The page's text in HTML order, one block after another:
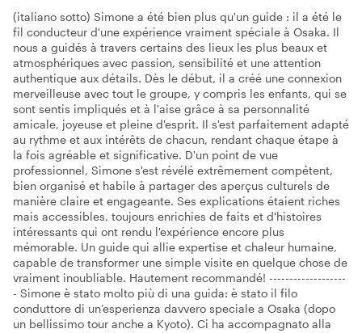
(italiano sotto) Simone a été bien plus qu'un guide : il a été le
fil conducteur d'une expérience vraiment spéciale à Osaka. Il
nous a guidés à travers certains des lieux les plus beaux et
atmosphériques avec passion, sensibilité et une attention
authentique aux détails. Dès le début, il a créé une connexion
merveilleuse avec tout le groupe, y compris les enfants, qui se
sont sentis impliqués et à l'aise grâce à sa personnalité
amicale, joyeuse et pleine d'esprit. Il s'est parfaitement adapté
au rythme et aux intérêts de chacun, rendant chaque étape à
la fois agréable et significative. D'un point de vue
professionnel, Simone s'est révélé extrêmement compétent,
bien organisé et habile à partager des aperçus culturels de
manière claire et engageante. Ses explications étaient riches
mais accessibles, toujours enrichies de faits et d'histoires
intéressants qui ont rendu l'expérience encore plus
mémorable. Un guide qui allie expertise et chaleur humaine,
capable de transformer une simple visite en quelque chose de
vraiment inoubliable. Hautement recommandé! -------------------
- Simone è stato molto più di una guida: è stato il filo
conduttore di un’esperienza davvero speciale a Osaka (dopo
un bellissimo tour anche a Kyoto). Ci ha accompagnato alla